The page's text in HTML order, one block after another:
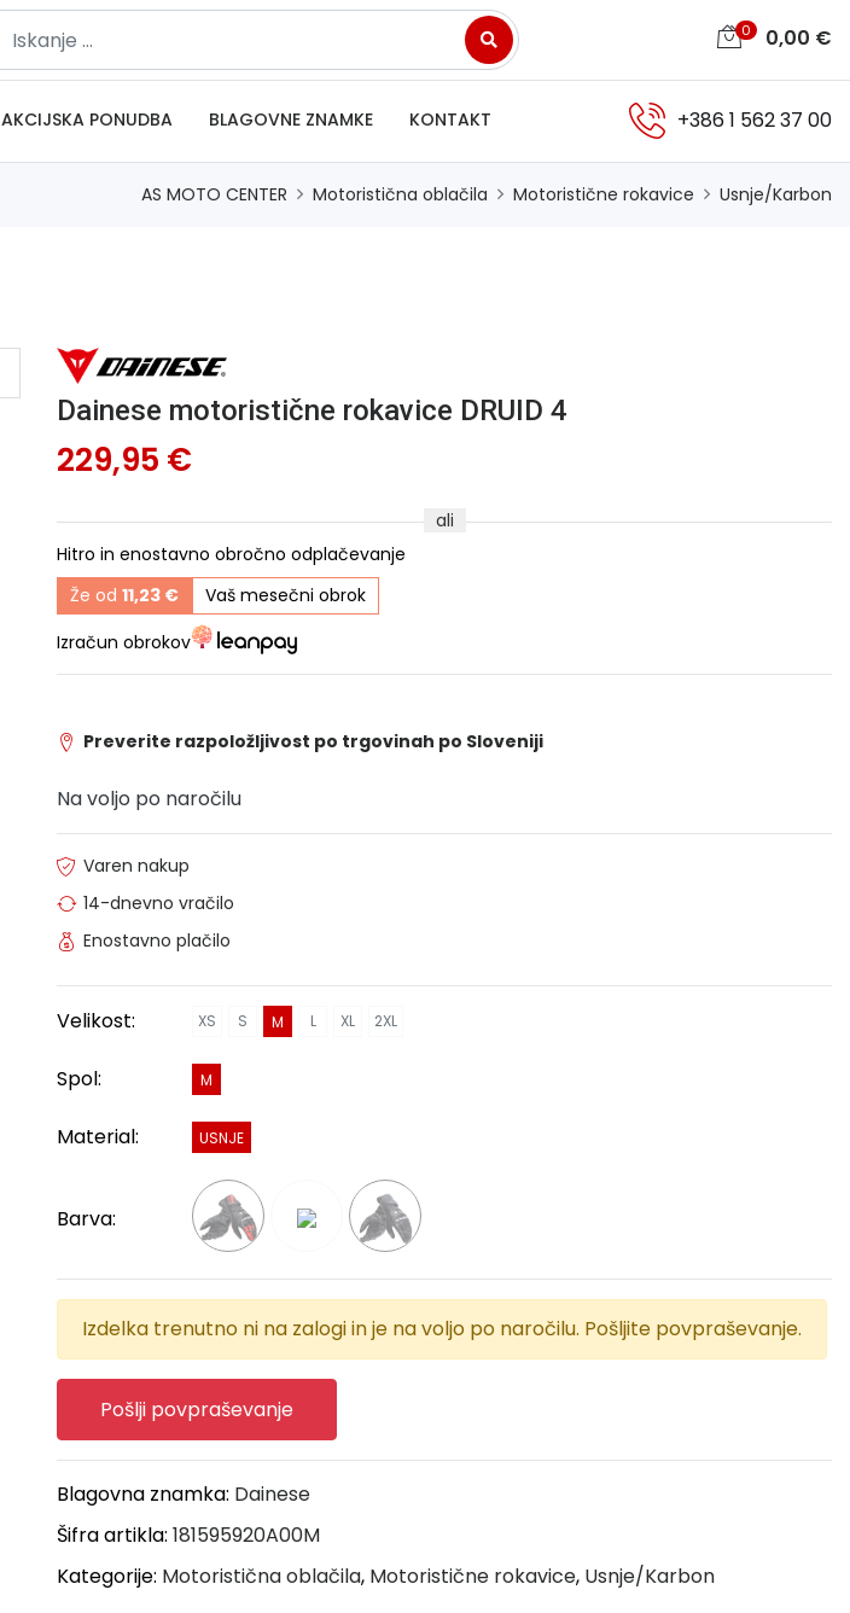
0 0,00 €
AKCIJSKA PONUDBA BLAGOVNE ZNAMKE KONTAKT +386 1 562 37 00
AS MOTO CENTER Motoristična oblačila Motoristične rokavice Usnje/Karbon
Dainese motoristične rokavice DRUID 4
229,95 €
ali
Hitro in enostavno obročno odplačevanje
Že od 11,23 €
Vaš mesečni obrok
Izračun obrokov
Preverite razpoložljivost po trgovinah po Sloveniji
Na voljo po naročilu
Varen nakup
14-dnevno vračilo
Enostavno plačilo
Velikost: XS S M L XL 2XL
Spol: M
Material: USNJE
Barva:
Izdelka trenutno ni na zalogi in je na voljo po naročilu. Pošljite povpraševanje.
Pošlji povpraševanje
Blagovna znamka: Dainese
Šifra artikla: 181595920A00M
Kategorije: Motoristična oblačila, Motoristične rokavice, Usnje/Karbon